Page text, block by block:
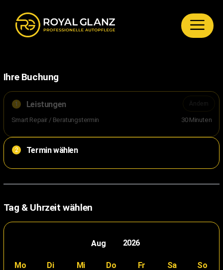
Tag & Uhrzeit wählen
2026
Mo Di Mi Do Fr Sa So
Ihre Buchung
1 Leistungen
Smart Repair / Beratungstermin 30 Minuten
2 Termin wählen